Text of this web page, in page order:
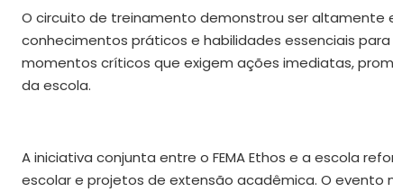
O circuito de treinamento demonstrou ser altamente
conhecimentos práticos e habilidades essenciais
momentos críticos que exigem ações imediatas,
da escola.
A iniciativa conjunta entre o FEMA Ethos e a escola
escolar e projetos de extensão acadêmica. O